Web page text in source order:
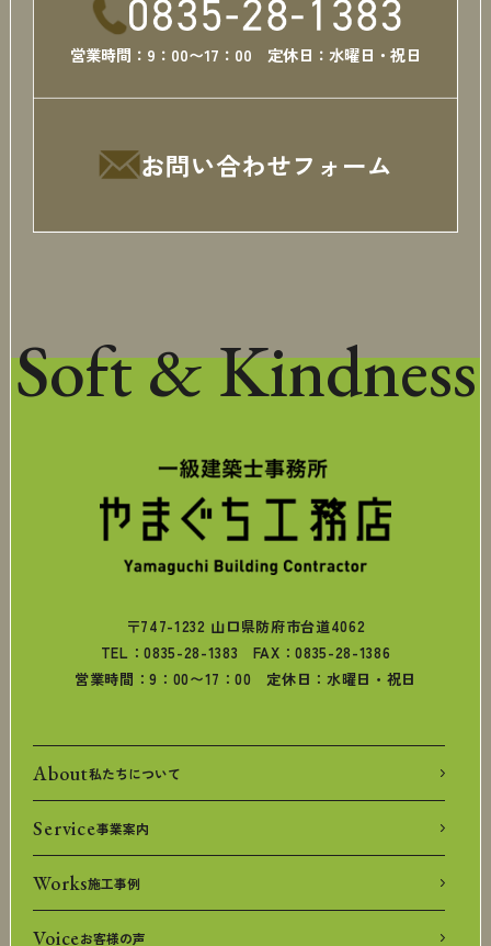
営業時間：9：00〜17：00 定休日：水曜日・祝日
お問い合わせフォーム
Soft & Kindness
〒747-1232 山口県防府市台道4062
TEL：0835-28-1383 FAX：0835-28-1386
営業時間：9：00〜17：00 定休日：水曜日・祝日
About私たちについて
Service事業案内
Works施工事例
Voiceお客様の声